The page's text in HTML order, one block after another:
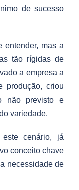
de sucesso
entender, mas a
tão rígidas de
a empresa a
produção, criou
não previsto e
variedade.
este cenário, já
conceito chave
necessidade de